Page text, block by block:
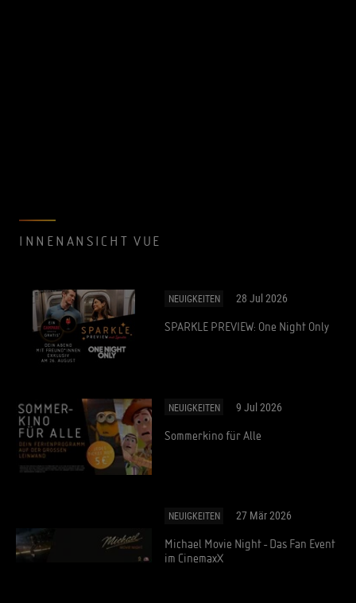
INNENANSICHT VUE
NEUIGKEITEN 28 Jul 2026
SPARKLE PREVIEW: One Night Only
NEUIGKEITEN 9 Jul 2026
Sommerkino für Alle
NEUIGKEITEN 27 Mär 2026
Michael Movie Night - Das Fan Event
im CinemaxX